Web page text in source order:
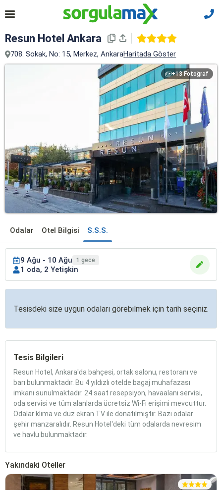
Resun Hotel Ankara
708. Sokak, No: 15, Merkez, AnkaraHaritada Göster
+13 Fotoğraf
Odalar Otel Bilgisi S.S.S.
9 Ağu - 10 Ağu 1 gece
1 oda, 2 Yetişkin
Tesisdeki size uygun odaları görebilmek için tarih seçiniz.
Tesis Bilgileri
Resun Hotel, Ankara'da bahçesi, ortak salonu, restoranı ve
barı bulunmaktadır. Bu 4 yıldızlı otelde bagaj muhafazası
imkanı sunulmaktadır. 24 saat resepsiyon, havaalanı servisi,
oda servisi ve tüm alanlarda ücretsiz Wi-Fi erişimi mevcuttur.
Odalar klima ve düz ekran TV ile donatılmıştır. Bazı odalar
şehir manzaralıdır. Resun Hotel'deki tüm odalarda nevresim
ve havlu bulunmaktadır.
Yakındaki Oteller